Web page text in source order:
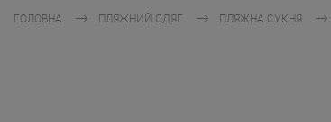
ГОЛОВНА ПЛЯЖНИЙ ОДЯГ ПЛЯЖНА СУКНЯ